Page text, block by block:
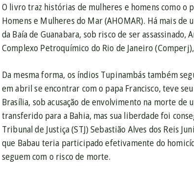
O livro traz histórias de mulheres e homens como o
Homens e Mulheres do Mar (AHOMAR). Há mais de
da Baía de Guanabara, sob risco de ser assassinado,
Complexo Petroquímico do Rio de Janeiro
Da mesma forma, os índios Tupinambás também
em abril se encontrar com o papa Francisco, teve
Brasília, sob acusação de envolvimento na morte
transferido para a Bahia, mas sua liberdade foi
Tribunal de Justiça (STJ) Sebastião Alves dos Reis
que Babau teria participado efetivamente do
seguem com o risco de morte.